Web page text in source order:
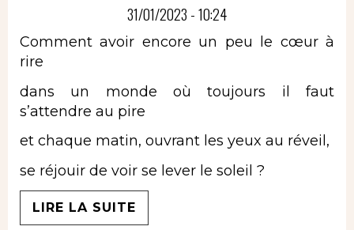
31/01/2023 - 10:24
Comment avoir encore un peu le cœur à
rire
dans un monde où toujours il faut
s’attendre au pire
et chaque matin, ouvrant les yeux au réveil,
se réjouir de voir se lever le soleil ?
LIRE LA SUITE